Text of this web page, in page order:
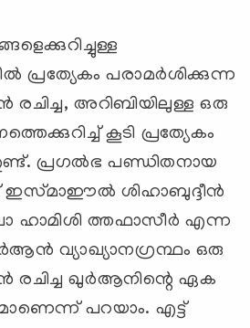
പ്രത്യേകം പരാമര്‍ശിക്കുന്ന
രചിച്ച, അറിബിയിലുള്ള ഒരു
കൂടി പ്രത്യേകം
പ്രഗല്‍ഭ പണ്ഡിതനായ
ഇസ്‌മാഈല്‍ ശിഹാബുദ്ദീന്‍
ഹാമിശി ത്തഫാസീര്‍ എന്ന
വ്യാഖ്യാനഗ്രന്ഥം ഒരു
രചിച്ച ഖുര്‍ആനിന്റെ ഏക
പറയാം. എട്ട്‌